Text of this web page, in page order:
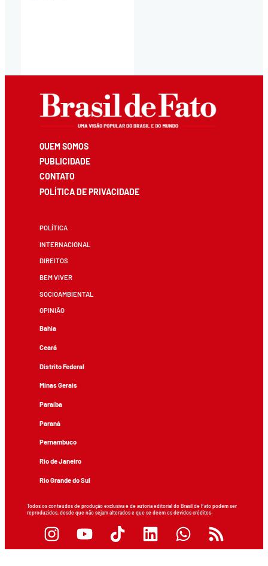
QUEM SOMOS
PUBLICIDADE
CONTATO
POLÍTICA DE PRIVACIDADE
POLÍTICA
INTERNACIONAL
DIREITOS
BEM VIVER
SOCIOAMBIENTAL
OPINIÃO
Bahia
Ceará
Distrito Federal
Minas Gerais
Paraíba
Paraná
Pernambuco
Rio de Janeiro
Rio Grande do Sul
Todos os conteúdos de produção exclusiva e de autoria editorial do Brasil de Fato podem ser
reproduzidos, desde que não sejam alterados e que se deem os devidos créditos.